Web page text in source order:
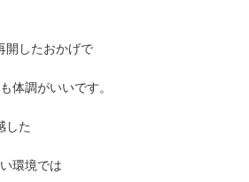
開したおかげで
体調がいいです。
した
環境では